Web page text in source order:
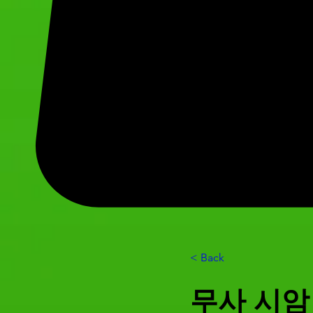
< Back
무사 시암